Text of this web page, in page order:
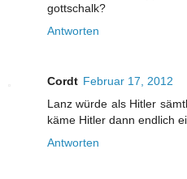
gottschalk?
Antworten
Cordt Februar 17, 2012
Lanz würde als Hitler
käme Hitler dann endlich
Antworten